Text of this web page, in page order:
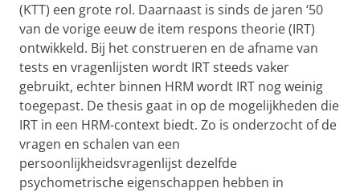
(KTT) een grote rol. Daarnaast is sinds de jaren ‘50
van de vorige eeuw de item respons theorie (IRT)
ontwikkeld. Bij het construeren en de afname van
tests en vragenlijsten wordt IRT steeds vaker
gebruikt, echter binnen HRM wordt IRT nog weinig
toegepast. De thesis gaat in op de mogelijkheden die
IRT in een HRM-context biedt. Zo is onderzocht of de
vragen en schalen van een
persoonlijkheidsvragenlijst dezelfde
psychometrische eigenschappen hebben in